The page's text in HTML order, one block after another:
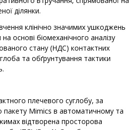
ділянки.
клінічно значимих ушкоджень
основі біомеханічного аналізу
стану (НДС) контактних
та обґрунтування тактики
плечевого суглобу, за
Mimics в автоматичному та
відтворена просторова